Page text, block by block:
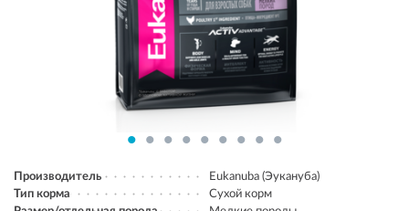
Производитель
Eukanuba (Эукануба)
Тип корма
Сухой корм